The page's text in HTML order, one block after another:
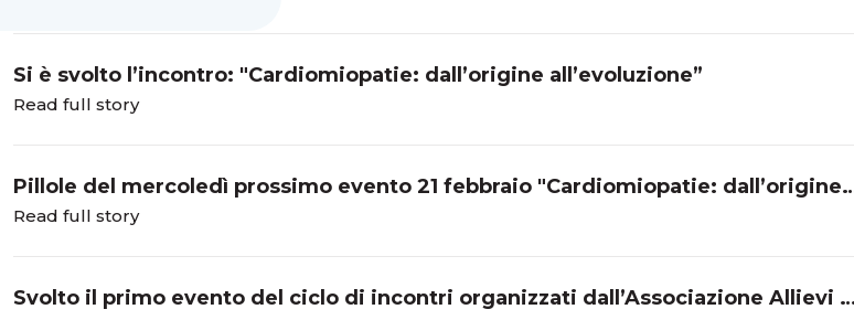
Si è svolto l’incontro: "Cardiomiopatie: dall’origine all’evoluzione”
Read full story
Pillole del mercoledì prossimo evento 21 febbraio "Cardiomiopatie: dall’origine
all’evoluzione”
Read full story
Svolto il primo evento del ciclo di incontri organizzati dall’Associazione Allievi e